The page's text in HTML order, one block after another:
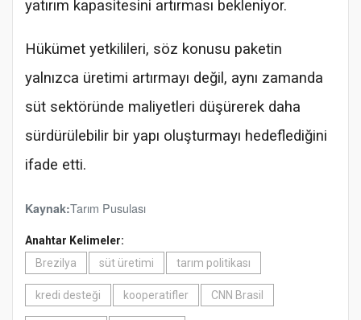
yatırım kapasitesini artırması bekleniyor.
Hükümet yetkilileri, söz konusu paketin
yalnızca üretimi artırmayı değil, aynı zamanda
süt sektöründe maliyetleri düşürerek daha
sürdürülebilir bir yapı oluşturmayı hedeflediğini
ifade etti.
Kaynak:Tarım Pusulası
Anahtar Kelimeler:
Brezilya
süt üretimi tarım politikası
kredi desteği kooperatifler CNN Brasil